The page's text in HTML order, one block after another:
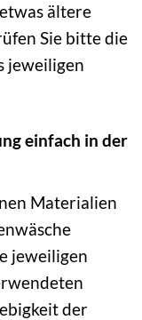
ältere
Sie bitte die
jeweiligen
einfach in der
Materialien
jeweiligen
der